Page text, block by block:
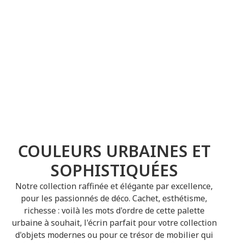
COULEURS URBAINES ET
SOPHISTIQUÉES
Notre collection raffinée et élégante par excellence,
pour les passionnés de déco. Cachet, esthétisme,
richesse : voilà les mots d'ordre de cette palette
urbaine à souhait, l'écrin parfait pour votre collection
d'objets modernes ou pour ce trésor de mobilier qui